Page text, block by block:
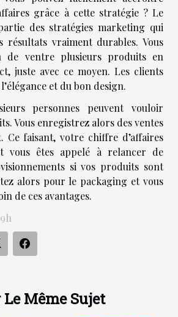
Le Même Sujet
grâce à cette stratégie ? Le
des stratégies marketing qui
résultats vraiment durables. Vous
de ventre plusieurs produits en
juste avec ce moyen. Les clients
et du bon design.
personnes peuvent vouloir
Vous enregistrez alors des ventes
Ce faisant, votre chiffre d’affaires
vous êtes appelé à relancer de
si vos produits sont
alors pour le packaging et vous
de ces avantages.